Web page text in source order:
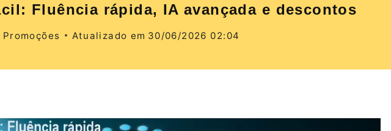
Fluência rápida, IA avançada e descontos
Atualizado em 30/06/2026 02:04